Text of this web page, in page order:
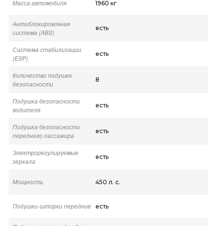
Масса автомобиля 1960 кг
Антиблокировочная
система (ABS)
есть
Система стабилизации
(ESP)
есть
Количество подушек
безопасности
8
Подушка безопасности
водителя
есть
Подушка безопасности
переднего пассажира
есть
Электрорегулируемые
зеркала
есть
Мощность 450 л. с.
Подушки-шторки передние есть